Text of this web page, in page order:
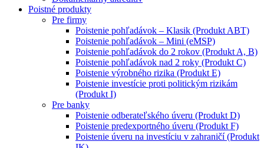
Poistné produkty
Pre firmy
Poistenie pohľadávok – Klasik (Produkt ABT)
Poistenie pohľadávok – Mini (eMSP)
Poistenie pohľadávok do 2 rokov (Produkt A, B)
Poistenie pohľadávok nad 2 roky (Produkt C)
Poistenie výrobného rizika (Produkt E)
Poistenie investície proti politickým rizikám
(Produkt I)
Pre banky
Poistenie odberateľského úveru (Produkt D)
Poistenie predexportného úveru (Produkt F)
Poistenie úveru na investíciu v zahraničí (Produkt